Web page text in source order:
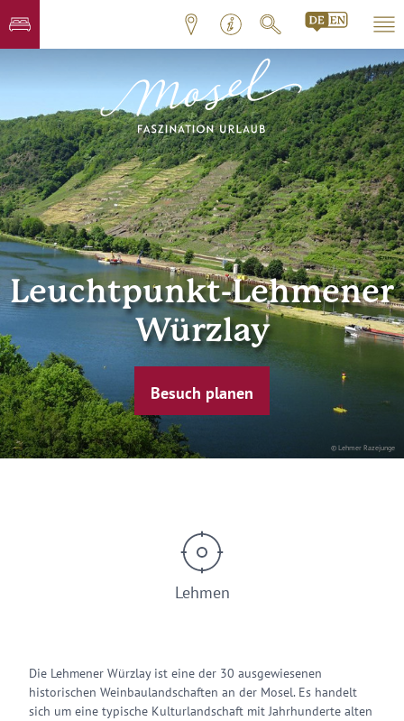
© Lehmer Razejunge
Leuchtpunkt-Lehmener
Würzlay
Besuch planen
Lehmen
Die Lehmener Würzlay ist eine der 30 ausgewiesenen
historischen Weinbaulandschaften an der Mosel. Es handelt
sich um eine typische Kulturlandschaft mit Jahrhunderte alten